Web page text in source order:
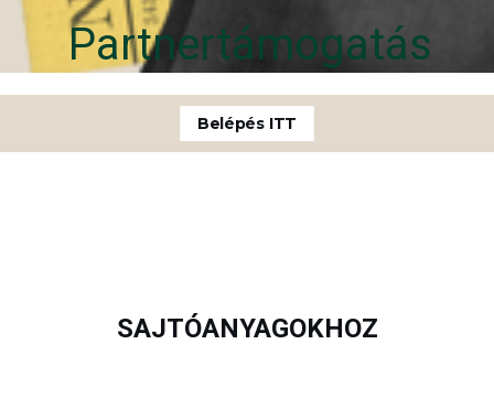
Partnertámogatás
Belépés ITT
SAJTÓANYAGOKHOZ